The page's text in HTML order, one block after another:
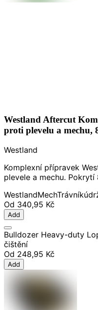
Westland Aftercut
proti plevelu a mechu,
Westland
Komplexní přípravek
plevele a mechu. Pokrytí
WestlandMechTrávník
Od 340,95 Kč
Add
Bulldozer Heavy-duty
čištění
Od 248,95 Kč
Add